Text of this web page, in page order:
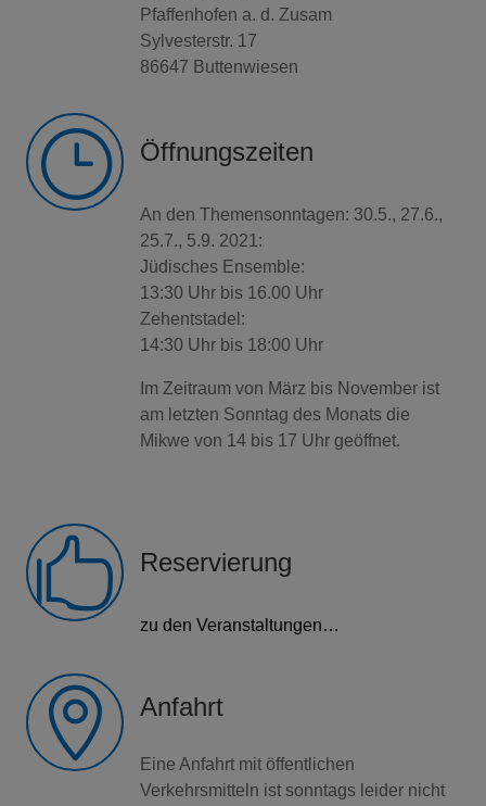
Pfaffenhofen a. d. Zusam
Sylvesterstr. 17
86647 Buttenwiesen
} Öffnungszeiten
An den Themensonntagen: 30.5., 27.6.,
25.7., 5.9. 2021:
Jüdisches Ensemble:
13:30 Uhr bis 16.00 Uhr
Zehentstadel:
14:30 Uhr bis 18:00 Uhr
Im Zeitraum von März bis November ist
am letzten Sonntag des Monats die
Mikwe von 14 bis 17 Uhr geöffnet.
 Reservierung
zu den Veranstaltungen…
 Anfahrt
Eine Anfahrt mit öffentlichen
Verkehrsmitteln ist sonntags leider nicht